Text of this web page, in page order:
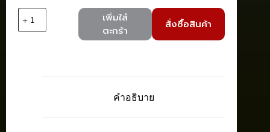
FA-
เพิ่มใส่
ตะกร้า
สั่งซื้อสินค้า
คำอธิบาย